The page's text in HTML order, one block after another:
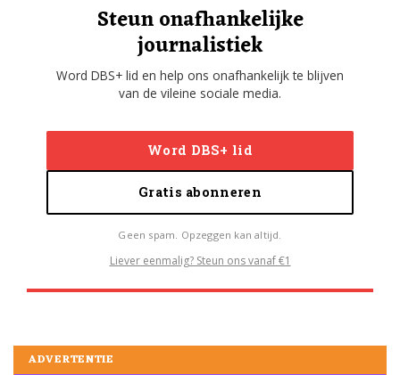
Steun onafhankelijke
journalistiek
Word DBS+ lid en help ons onafhankelijk te blijven
van de vileine sociale media.
Word DBS+ lid
Gratis abonneren
Geen spam. Opzeggen kan altijd.
Liever eenmalig? Steun ons vanaf €1
ADVERTENTIE